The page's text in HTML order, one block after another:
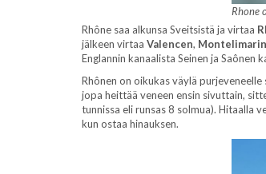
Rhone
Rhône saa alkunsa Sveitsistä ja virtaa
jälkeen virtaa Valencen, Montelimarin
Englannin kanaalista Seinen ja
Rhônen on oikukas väylä
jopa heittää veneen ensin sivuttain,
tunnissa eli runsas 8 solmua). Hitaalla
kun ostaa hinauksen.